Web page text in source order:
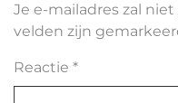
Je e-mailadres zal
velden zijn
Reactie *